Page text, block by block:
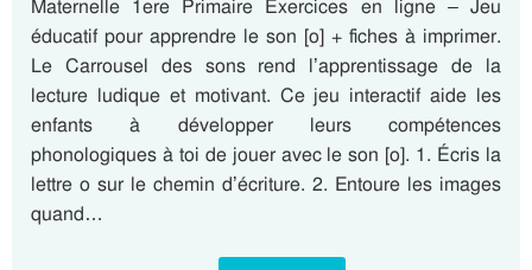
Maternelle 1ere Primaire Exercices en ligne – Jeu
éducatif pour apprendre le son [o] + fiches à imprimer.
Le Carrousel des sons rend l’apprentissage de la
lecture ludique et motivant. Ce jeu interactif aide les
enfants à développer leurs compétences
phonologiques à toi de jouer avec le son [o]. 1. Écris la
lettre o sur le chemin d’écriture. 2. Entoure les images
quand…